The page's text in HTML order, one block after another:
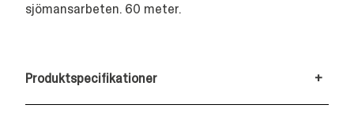
sjömansarbeten. 60 meter.
Produktspecifikationer +